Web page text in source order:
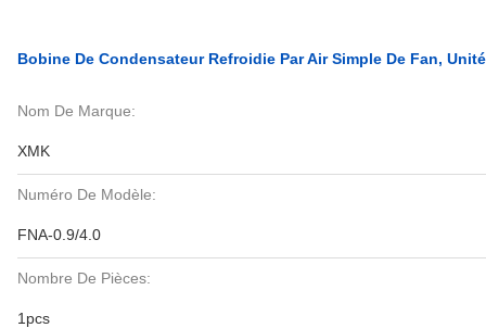
Bobine De Condensateur Refroidie Par Air Simple De Fan,
Nom De Marque:
XMK
Numéro De Modèle:
FNA-0.9/4.0
Nombre De Pièces:
1pcs